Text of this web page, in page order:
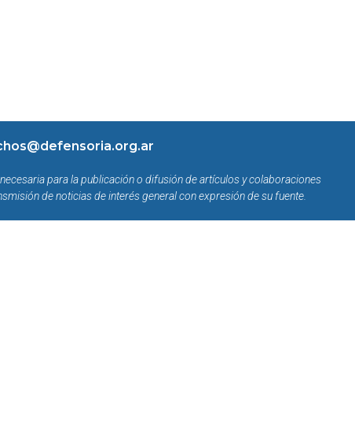
para la publicación o difusión de artículos y colaboraciones
de noticias de interés general con expresión de su fuente.